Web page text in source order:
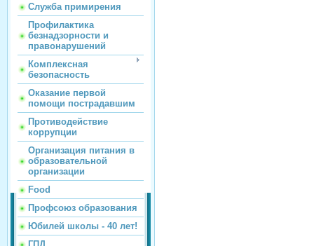
Служба примирения
Профилактика
безнадзорности и
правонарушений
Комплексная
безопасность
Оказание первой
помощи пострадавшим
Противодействие
коррупции
Организация питания в
образовательной
организации
Food
Профсоюз образования
Юбилей школы - 40 лет!